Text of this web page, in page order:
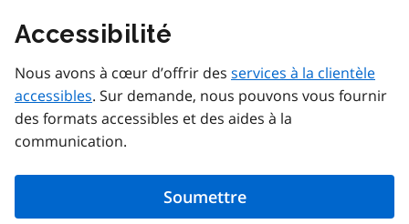
Accessibilité
Nous avons à cœur d’offrir des services à la clientèle
accessibles. Sur demande, nous pouvons vous fournir
des formats accessibles et des aides à la
communication.